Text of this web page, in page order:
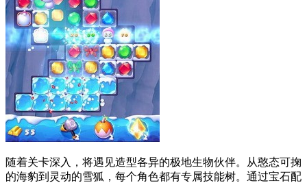
随着关卡深入，将遇见造型各异的极地生物伙伴。从憨态可掬
的海豹到灵动的雪狐，每个角色都有专属技能树。通过宝石配